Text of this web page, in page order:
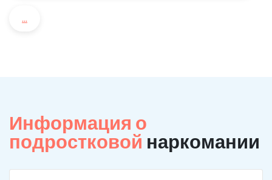
...
Информация о
подростковой наркомании